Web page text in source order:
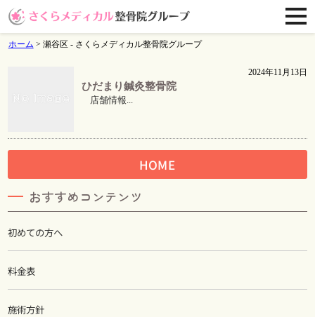
ホーム > 瀬谷区 - さくらメディカル整骨院グループ
2024年11月13日
ひだまり鍼灸整骨院
店舗情報...
HOME
おすすめコンテンツ
初めての方へ
料金表
施術方針